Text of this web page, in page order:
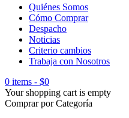
Quiénes Somos
Cómo Comprar
Despacho
Noticias
Criterio cambios
Trabaja con Nosotros
0 items - $0
Your shopping cart is empty
Comprar por Categoría